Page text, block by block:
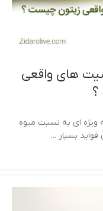
های واقعی
ای به نسبت میوه
بسیار ...